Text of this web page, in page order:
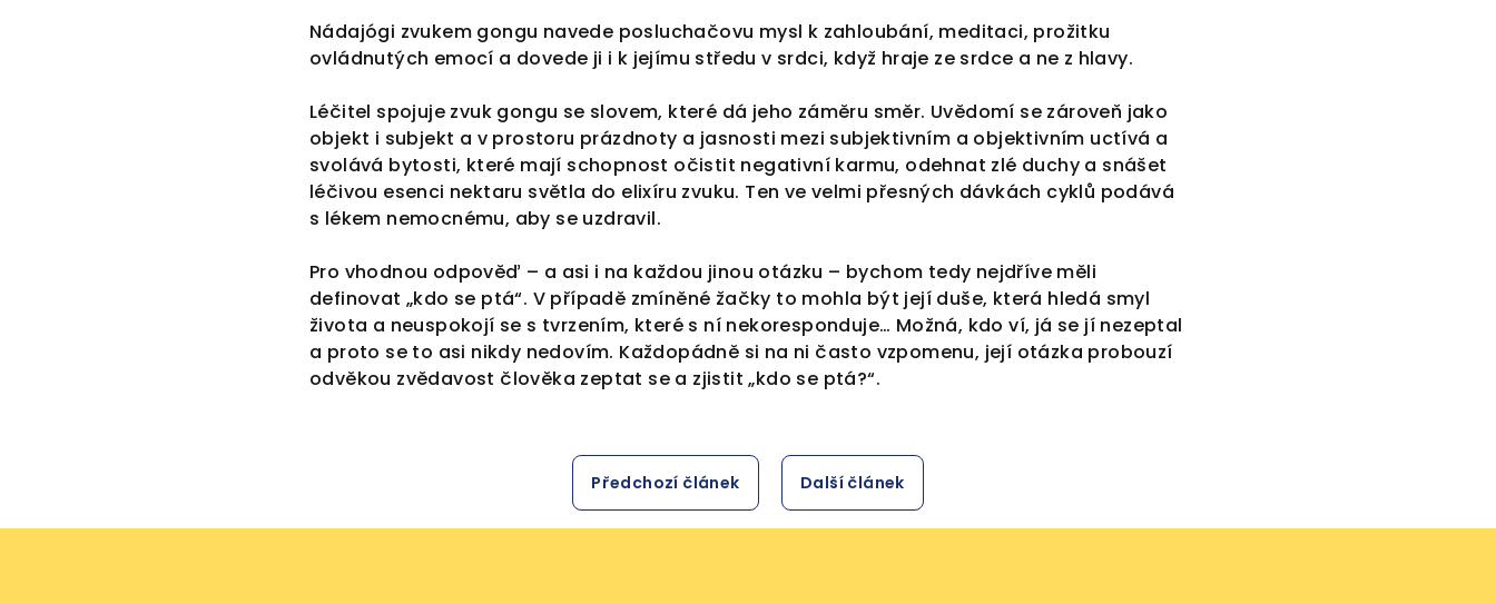
Nádajógi zvukem gongu navede posluchačovu mysl k zahloubání, meditaci, prožitku
ovládnutých emocí a dovede ji i k jejímu středu v srdci, když hraje ze srdce a ne z hlavy.
Léčitel spojuje zvuk gongu se slovem, které dá jeho záměru směr. Uvědomí se zároveň jako
objekt i subjekt a v prostoru prázdnoty a jasnosti mezi subjektivním a objektivním uctívá a
svolává bytosti, které mají schopnost očistit negativní karmu, odehnat zlé duchy a snášet
léčivou esenci nektaru světla do elixíru zvuku. Ten ve velmi přesných dávkách cyklů podává
s lékem nemocnému, aby se uzdravil.
Pro vhodnou odpověď – a asi i na každou jinou otázku – bychom tedy nejdříve měli
definovat „kdo se ptá“. V případě zmíněné žačky to mohla být její duše, která hledá smyl
života a neuspokojí se s tvrzením, které s ní nekoresponduje… Možná, kdo ví, já se jí nezeptal
a proto se to asi nikdy nedovím. Každopádně si na ni často vzpomenu, její otázka probouzí
odvěkou zvědavost člověka zeptat se a zjistit „kdo se ptá?“.
Předchozí článek Další článek